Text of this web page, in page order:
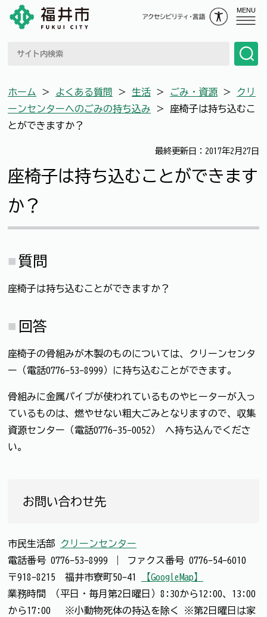
MENU
ホーム ＞ よくある質問 ＞ 生活 ＞ ごみ・資源 ＞
クリ
ーンセンターへのごみの持ち込み ＞ 座椅子は持ち込むこ
とができますか？
最終更新日：2017年2月27日
座椅子は持ち込むことができます
か？
質問
座椅子は持ち込むことができますか？
回答
座椅子の骨組みが木製のものについては、クリーンセンタ
ー（電話0776-53-8999）に持ち込むことができます。
骨組みに金属パイプが使われているものやヒーターが入っ
ているものは、燃やせない粗大ごみとなりますので、収集
資源センター（電話0776-35-0052） へ持ち込んでくださ
い。
お問い合わせ先
市民生活部
クリーンセンター
電話番号 0776-53-8999 ファクス番号 0776-54-6010
〒918-8215 福井市寮町50-41
【GoogleMap】
業務時間 （平日・毎月第2日曜日）8:30から12:00、13:00
から17:00 ※小動物死体の持込を除く ※第2日曜日は家